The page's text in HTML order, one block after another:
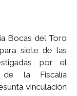
Bocas del Toro
siete de las
por el
de la Fiscalía
vinculación